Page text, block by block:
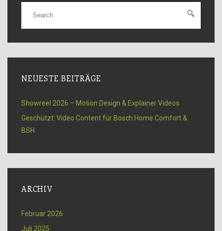
NEUESTE BEITRÄGE
Showreel 2026 – Motion Design & Explainer Videos
Geschützt: Video Content für Bosch Home Comfort &
BSH
ARCHIV
Februar 2026
Juli 2025